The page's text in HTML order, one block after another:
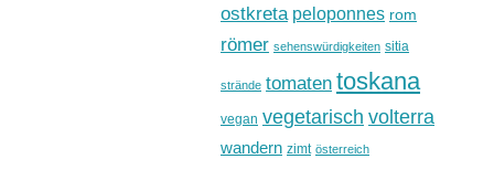
ostkreta peloponnes rom
römer sehenswürdigkeiten sitia
strände tomaten toskana
vegan vegetarisch volterra
wandern zimt österreich